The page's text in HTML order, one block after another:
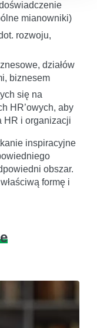
mianowniki)
rozwoju,
działów
biznesem
się na
HR’owych, aby
HR i organizacji
inspiracyjne
obszar.
formę i